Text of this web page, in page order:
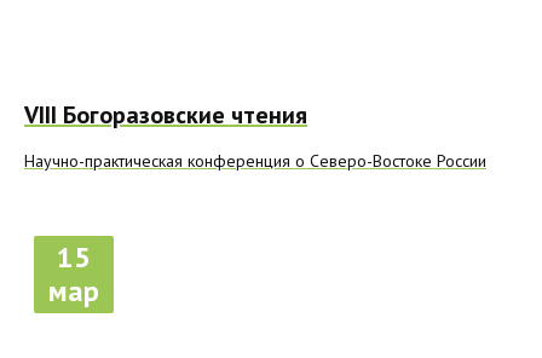
VIII Богоразовские чтения
Научно-практическая конференция о Северо-Востоке России
15
мар